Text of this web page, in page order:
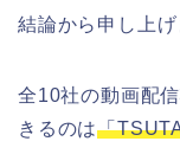
結論から申し上げ
全10社の動画配
きるのは「